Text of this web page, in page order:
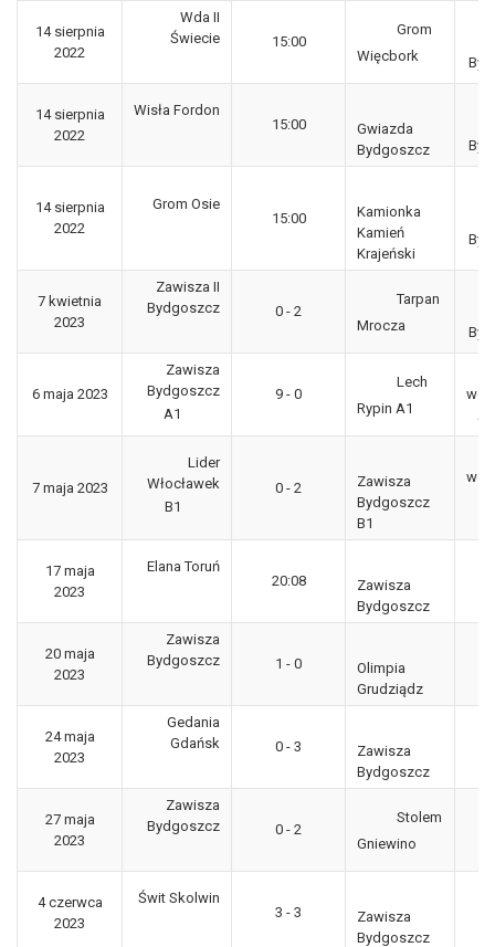
14 sierpnia
2022
Wda II
Świecie
15:00
Grom
Więcbork
14 sierpnia
2022
Wisła Fordon
15:00
Gwiazda
Bydgoszcz
14 sierpnia
2022
Grom Osie
15:00
Kamionka
Kamień
Krajeński
7 kwietnia
2023
Zawisza II
Bydgoszcz
0 - 2
Tarpan
Mrocza
6 maja 2023
Zawisza
Bydgoszcz
A1
9 - 0
Lech
Rypin A1
7 maja 2023
Lider
Włocławek
B1
0 - 2
Zawisza
Bydgoszcz
B1
17 maja
2023
Elana Toruń
20:08
Zawisza
Bydgoszcz
20 maja
2023
Zawisza
Bydgoszcz
1 - 0
Olimpia
Grudziądz
24 maja
2023
Gedania
Gdańsk
0 - 3
Zawisza
Bydgoszcz
27 maja
2023
Zawisza
Bydgoszcz
0 - 2
Stolem
Gniewino
4 czerwca
2023
Świt Skolwin
3 - 3
Zawisza
Bydgoszcz